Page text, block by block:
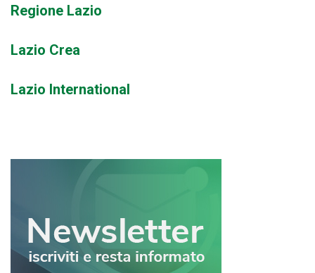
Regione Lazio
Lazio Crea
Lazio International